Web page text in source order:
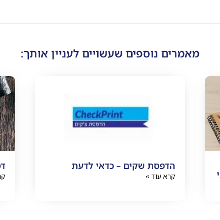
מאמרים נוספים שעשויים לעניין אותך:
הדפסת שקים – כדאי לדעת
קרא עוד »